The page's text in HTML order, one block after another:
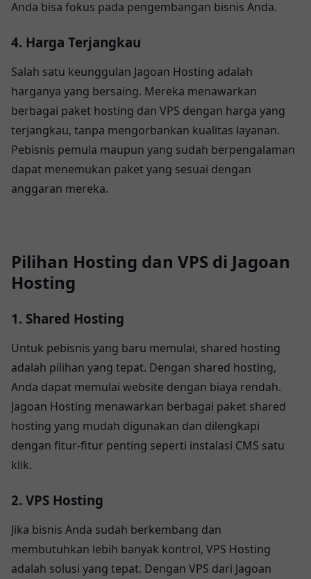
Anda bisa fokus pada pengembangan bisnis Anda.
4. Harga Terjangkau
Salah satu keunggulan Jagoan Hosting adalah
harganya yang bersaing. Mereka menawarkan
berbagai paket hosting dan VPS dengan harga yang
terjangkau, tanpa mengorbankan kualitas layanan.
Pebisnis pemula maupun yang sudah berpengalaman
dapat menemukan paket yang sesuai dengan
anggaran mereka.
Pilihan Hosting dan VPS di Jagoan
Hosting
1. Shared Hosting
Untuk pebisnis yang baru memulai, shared hosting
adalah pilihan yang tepat. Dengan shared hosting,
Anda dapat memulai website dengan biaya rendah.
Jagoan Hosting menawarkan berbagai paket shared
hosting yang mudah digunakan dan dilengkapi
dengan fitur-fitur penting seperti instalasi CMS satu
klik.
2. VPS Hosting
Jika bisnis Anda sudah berkembang dan
membutuhkan lebih banyak kontrol, VPS Hosting
adalah solusi yang tepat. Dengan VPS dari Jagoan